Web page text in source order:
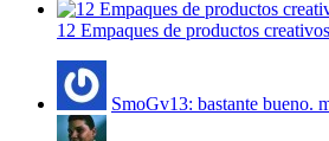
12 Empaques de productos
SmoGv13: bastante bueno.